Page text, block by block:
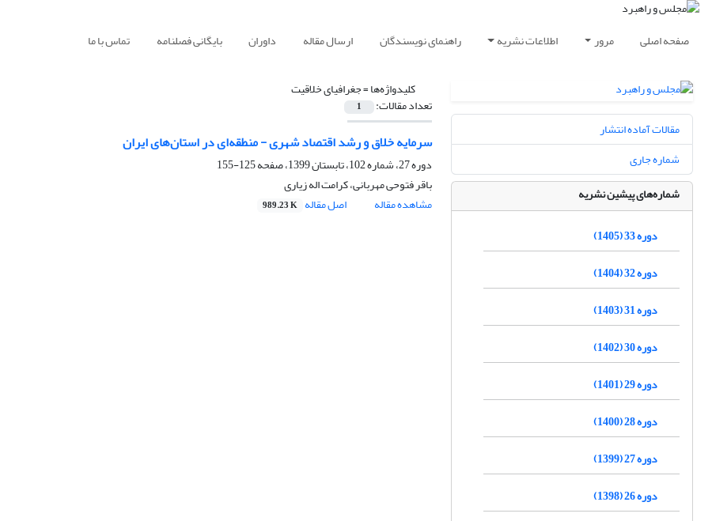
صفحه اصلی مرور اطلاعات نشریه راهنمای نویسندگان ارسال مقاله داوران بایگانی فصلنامه تماس با ما
کلیدواژه‌ها =جغرافیای خلاقیت
تعداد مقالات: 1
سرمایه خلاق و رشد اقتصاد شهری - منطقه‌ای در استان‌های ایران
دوره 27، شماره 102، تابستان 1399، صفحه
125-155
باقر فتوحی مهربانی، کرامت اله زیاری
مشاهده مقاله
اصل مقاله 989.23 K
مقالات آماده انتشار
شماره جاری
شماره‌های پیشین نشریه
دوره 33 (1405)
دوره 32 (1404)
دوره 31 (1403)
دوره 30 (1402)
دوره 29 (1401)
دوره 28 (1400)
دوره 27 (1399)
دوره 26 (1398)